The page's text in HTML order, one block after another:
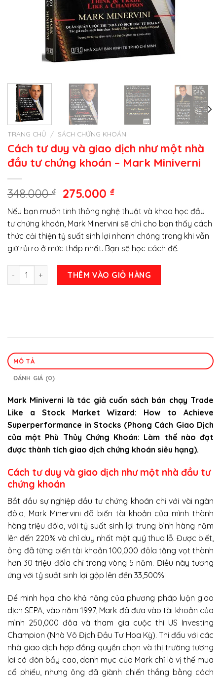
TRANG CHỦ / SÁCH CHỨNG KHOÁN
Cách tư duy và giao dịch như một nhà
đầu tư chứng khoán – Mark Miniverni
348.000₫
Giá
gốc
là:
348.000 ₫.
275.000₫Giá
hiện
tại
là:
275.000 ₫.
Nếu bạn muốn tinh thông nghệ thuật và khoa học đầu
tư chứng khoán, Mark Minervini sẽ chỉ cho bạn thấy cách
thức cải thiện tỷ suất sinh lợi nhanh chóng trong khi vẫn
giữ rủi ro ở mức thấp nhất. Bạn sẽ học cách để.
Cách tư duy và giao dịch như một nhà đầu tư chứng khoán
THÊM VÀO GIỎ HÀNG
MÔ TẢ
ĐÁNH GIÁ (0)
Mark Miniverni là tác giả cuốn sách bán chạy Trade
Like a Stock Market Wizard: How to Achieve
Superperformance in Stocks (Phong Cách Giao Dịch
của một Phù Thủy Chứng Khoán: Làm thế nào đạt
được thành tích giao dịch chứng khoán siêu hạng).
Cách tư duy và giao dịch như một nhà đầu tư
chứng khoán
Bắt đầu sự nghiệp đầu tư chứng khoán chỉ với vài ngàn
đôla, Mark Minervini đã biến tài khoản của mình thành
hàng triệu đôla, với tỷ suất sinh lợi trung bình hàng năm
lên đến 220% và chỉ duy nhất một quý thua lỗ. Được biết,
ông đã từng biến tài khoản 100,000 đôla tăng vọt thành
hơn 30 triệu đôla chỉ trong vòng 5 năm. Điều này tương
ứng với tỷ suất sinh lợi gộp lên đến 33,500%!
Để minh họa cho khả năng của phương pháp luận giao
dịch SEPA, vào năm 1997, Mark đã đưa vào tài khoản của
mình 250,000 đôa và tham gia cuộc thi US Investing
Champion (Nhà Vô Địch Đầu Tư Hoa Kỳ). Thi đấu với các
nhà giao dịch hợp đồng quyền chọn và thị trường tương
lai có đòn bẩy cao, danh mục của Mark chỉ là vị thế mua
cổ phiếu, nhưng ông đã giành chiến thắng bằng cách